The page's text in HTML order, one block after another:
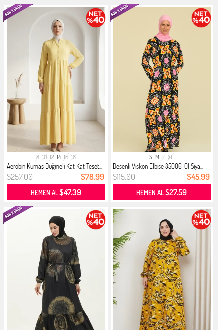
8 10 12 14 16 18
Aerobin Kumaş Düğmeli Kat Kat Teset...
$257.00 $78.99
HEMEN AL$47.39
S M L XL
Desenli Viskon Elbise 85006-01 Siya...
$115.00 $45.99
HEMEN AL$27.59